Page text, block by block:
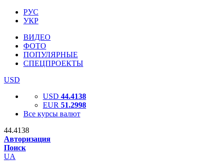
РУС
УКР
ВИДЕО
ФОТО
ПОПУЛЯРНЫЕ
СПЕЦПРОЕКТЫ
USD
USD 44.4138
EUR 51.2998
Все курсы валют
44.4138
Авторизация
Поиск
UA